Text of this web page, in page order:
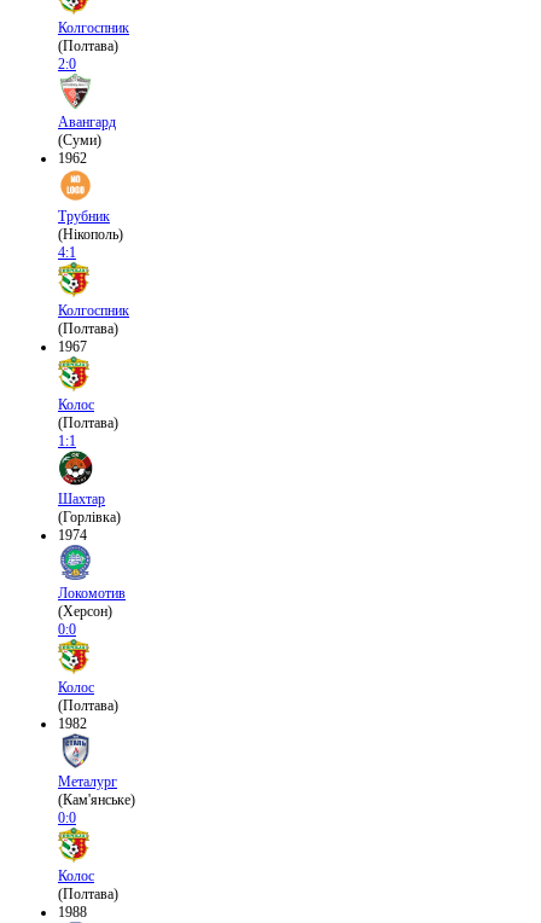
Колгоспник
(Полтава)
2:0
Авангард
(Суми)
1962
Трубник
(Нікополь)
4:1
Колгоспник
(Полтава)
1967
Колос
(Полтава)
1:1
Шахтар
(Горлівка)
1974
Локомотив
(Херсон)
0:0
Колос
(Полтава)
1982
Металург
(Кам'янське)
0:0
Колос
(Полтава)
1988